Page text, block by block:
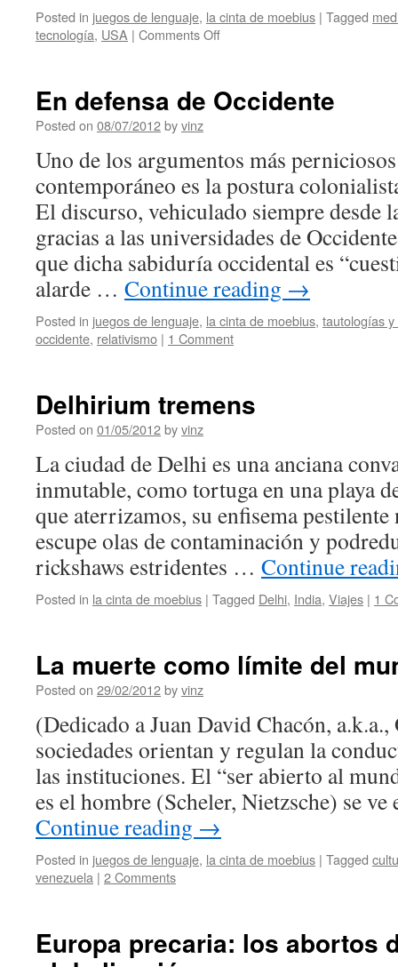
Posted in juegos de lenguaje, la cinta de moebius | Tagged
tecnología, USA | Comments Offon
crisis
en
aldea
globalizada
En defensa de Occidente
Posted on 08/07/2012byvinz
Uno de los argumentos más
contemporáneo es la postura
El discurso, vehiculado siempre desde
gracias a las universidades de
que dicha sabiduría occidental es
alarde … Continue reading →
Posted in juegos de lenguaje, la cinta de moebius, tautologías
occidente, relativismo | 1 Comment
Delhirium tremens
Posted on 01/05/2012byvinz
La ciudad de Delhi es una anciana
inmutable, como tortuga en una playa
que aterrizamos, su enfisema
escupe olas de contaminación y
rickshaws estridentes … Continue
Posted in la cinta de moebius | Tagged Delhi, India, Viajes | 1
La muerte como límite del
Posted on 29/02/2012byvinz
(Dedicado a Juan David Chacón,
sociedades orientan y regulan la
las instituciones. El “ser abierto al
es el hombre (Scheler, Nietzsche) se
Continue reading →
Posted in juegos de lenguaje, la cinta de moebius | Tagged
venezuela | 2 Comments
Europa precaria: los abortos